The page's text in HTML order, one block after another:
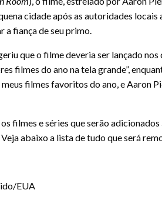
cidade após as autoridades locais
a fiança de seu primo.
que o filme deveria ser lançado nos
filmes do ano na tela grande”,
meus filmes favoritos do ano, e Aaron
filmes e séries que serão
Veja abaixo a lista de tudo que será
EUA